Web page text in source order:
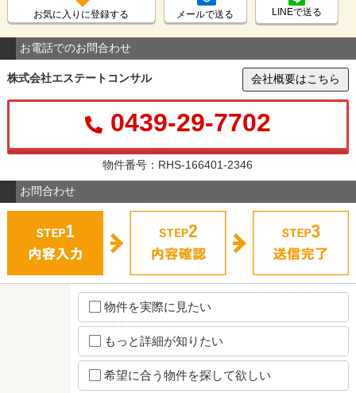
お気に入りに登録する メールで送る LINEで送る
お電話でのお問合わせ
株式会社エステートコンサル 会社概要はこちら
0439-29-7702
物件番号：RHS-166401-2346
お問合わせ
物件を実際に見たい
もっと詳細が知りたい
希望に合う物件を探して欲しい